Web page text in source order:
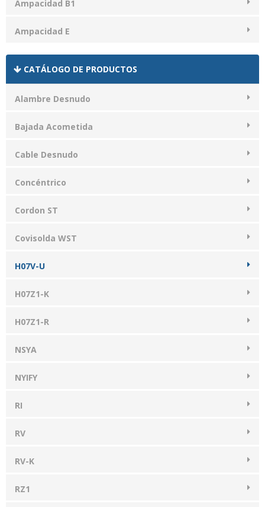
Ampacidad B1
Ampacidad E
CATÁLOGO DE PRODUCTOS
Alambre Desnudo
Bajada Acometida
Cable Desnudo
Concéntrico
Cordon ST
Covisolda WST
H07V-U
H07Z1-K
H07Z1-R
NSYA
NYIFY
RI
RV
RV-K
RZ1